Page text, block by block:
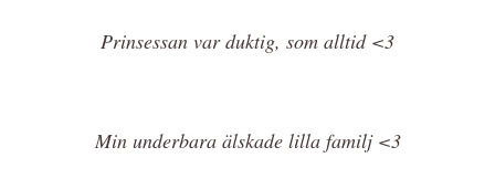
Prinsessan var duktig, som alltid <3
Min underbara älskade lilla familj <3